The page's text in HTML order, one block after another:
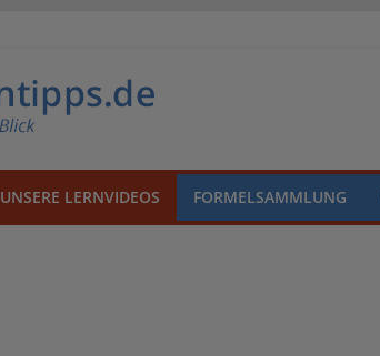
UNSERE LERNVIDEOS FORMELSAMMLUNG